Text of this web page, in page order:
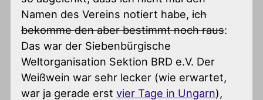
Namen des Vereins notiert habe,ich
bekomme den aber bestimmt noch raus:
Das war der Siebenbürgische
Weltorganisation Sektion BRD e.V. Der
Weißwein war sehr lecker (wie erwartet,
war ja gerade erstvier Tage in Ungarn),